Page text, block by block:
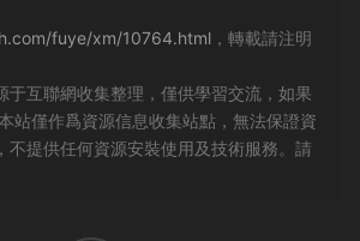
fuye/xm/10764.html ，轉載請注明
于互聯網收集整理，僅供學習交流，如果
站僅作爲資源信息收集站點，無法保證資
不提供任何資源安裝使用及技術服務。請